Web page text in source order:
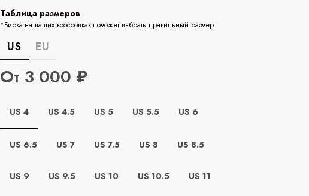
Таблица размеров
*Бирка на ваших кроссовках поможет выбрать правильный размер
US EU
От 3 000 ₽
US 4 US 4.5 US 5 US 5.5 US 6
US 6.5 US 7 US 7.5 US 8 US 8.5
US 9 US 9.5 US 10 US 10.5 US 11